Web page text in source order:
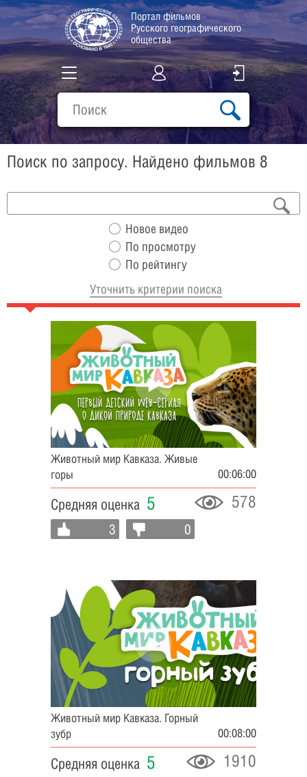
Портал фильмов
Русского географического
общества
Все фильмы
Подборки
О проекте
Поиск по запросу. Найдено фильмов 8
Новое видео
По просмотру
По рейтингу
Уточнить критерии поиска
Животный мир Кавказа. Живые
горы
00:06:00
Средняя оценка 5 578
3 0
Животный мир Кавказа. Горный
зубр
00:08:00
Средняя оценка 5 1910